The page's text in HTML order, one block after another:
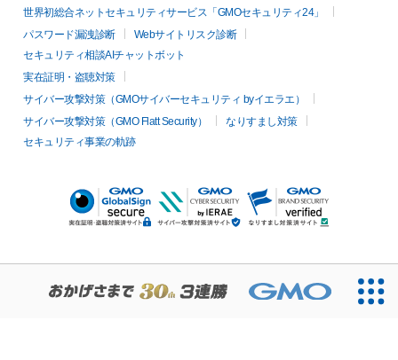
世界初総合ネットセキュリティサービス「GMOセキュリティ24」
パスワード漏洩診断
Webサイトリスク診断
セキュリティ相談AIチャットボット
実在証明・盗聴対策
サイバー攻撃対策（GMOサイバーセキュリティ byイエラエ）
サイバー攻撃対策（GMO Flatt Security）
なりすまし対策
セキュリティ事業の軌跡